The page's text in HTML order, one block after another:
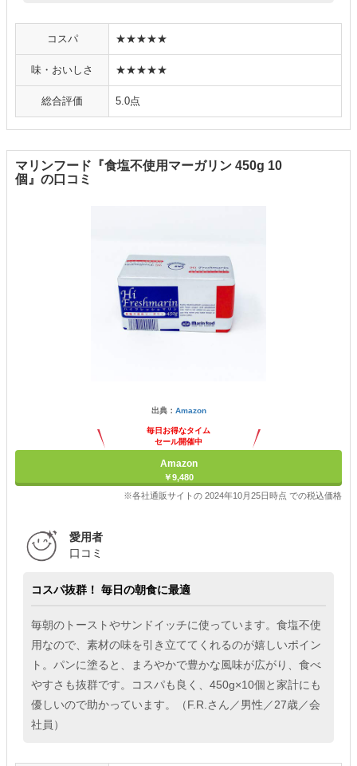
コスパ ★★★★★
味・おいしさ ★★★★★
総合評価 5.0点
マリンフード『食塩不使用マーガリン 450g 10
個』の口コミ
出典： Amazon
毎日お得なタイム
セール開催中
Amazon
￥9,480
※各社通販サイトの 2024年10月25日時点 での税込価格
愛用者
口コミ
コスパ抜群！ 毎日の朝食に最適
毎朝のトーストやサンドイッチに使っています。食塩不使
用なので、素材の味を引き立ててくれるのが嬉しいポイン
ト。パンに塗ると、まろやかで豊かな風味が広がり、食べ
やすさも抜群です。コスパも良く、450g×10個と家計にも
優しいので助かっています。（F.R.さん／男性／27歳／会
社員）